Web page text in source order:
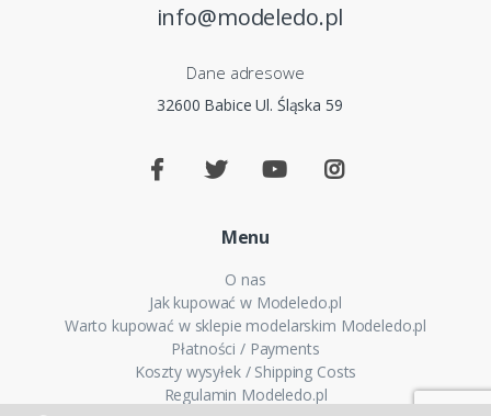
info@modeledo.pl
Dane adresowe
32600 Babice Ul. Śląska 59
Menu
O nas
Jak kupować w Modeledo.pl
Warto kupować w sklepie modelarskim Modeledo.pl
Płatności / Payments
Koszty wysyłek / Shipping Costs
Regulamin Modeledo.pl